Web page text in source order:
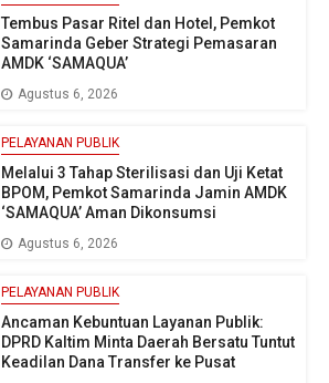
Tembus Pasar Ritel dan Hotel, Pemkot
Samarinda Geber Strategi Pemasaran
AMDK ‘SAMAQUA’
Agustus 6, 2026
PELAYANAN PUBLIK
Melalui 3 Tahap Sterilisasi dan Uji Ketat
BPOM, Pemkot Samarinda Jamin AMDK
‘SAMAQUA’ Aman Dikonsumsi
Agustus 6, 2026
PELAYANAN PUBLIK
Ancaman Kebuntuan Layanan Publik:
DPRD Kaltim Minta Daerah Bersatu Tuntut
Keadilan Dana Transfer ke Pusat